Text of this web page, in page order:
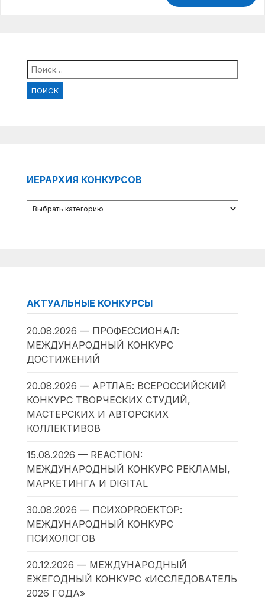
Найти:
ИЕРАРХИЯ КОНКУРСОВ
АКТУАЛЬНЫЕ КОНКУРСЫ
20.08.2026 — ПРОФЕССИОНАЛ:
МЕЖДУНАРОДНЫЙ КОНКУРС
ДОСТИЖЕНИЙ
20.08.2026 — АРТЛАБ: ВСЕРОССИЙСКИЙ
КОНКУРС ТВОРЧЕСКИХ СТУДИЙ,
МАСТЕРСКИХ И АВТОРСКИХ
КОЛЛЕКТИВОВ
15.08.2026 — REACTION:
МЕЖДУНАРОДНЫЙ КОНКУРС РЕКЛАМЫ,
МАРКЕТИНГА И DIGITAL
30.08.2026 — ПСИХОPROЕКТОР:
МЕЖДУНАРОДНЫЙ КОНКУРС
ПСИХОЛОГОВ
20.12.2026 — МЕЖДУНАРОДНЫЙ
ЕЖЕГОДНЫЙ КОНКУРС «ИССЛЕДОВАТЕЛЬ
2026 ГОДА»